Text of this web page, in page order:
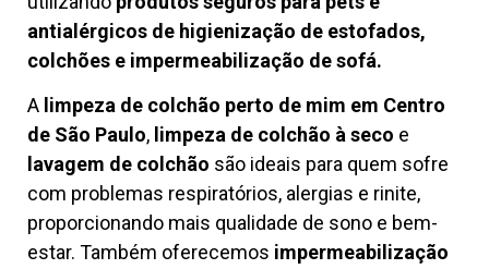
antialérgicos de higienização de estofados,
colchões e impermeabilização de sofá.
A limpeza de colchão perto de mim em Centro
de São Paulo, limpeza de colchão à seco e
lavagem de colchão são ideais para quem sofre
com problemas respiratórios, alergias e rinite,
proporcionando mais qualidade de sono e bem-
estar. Também oferecemos impermeabilização